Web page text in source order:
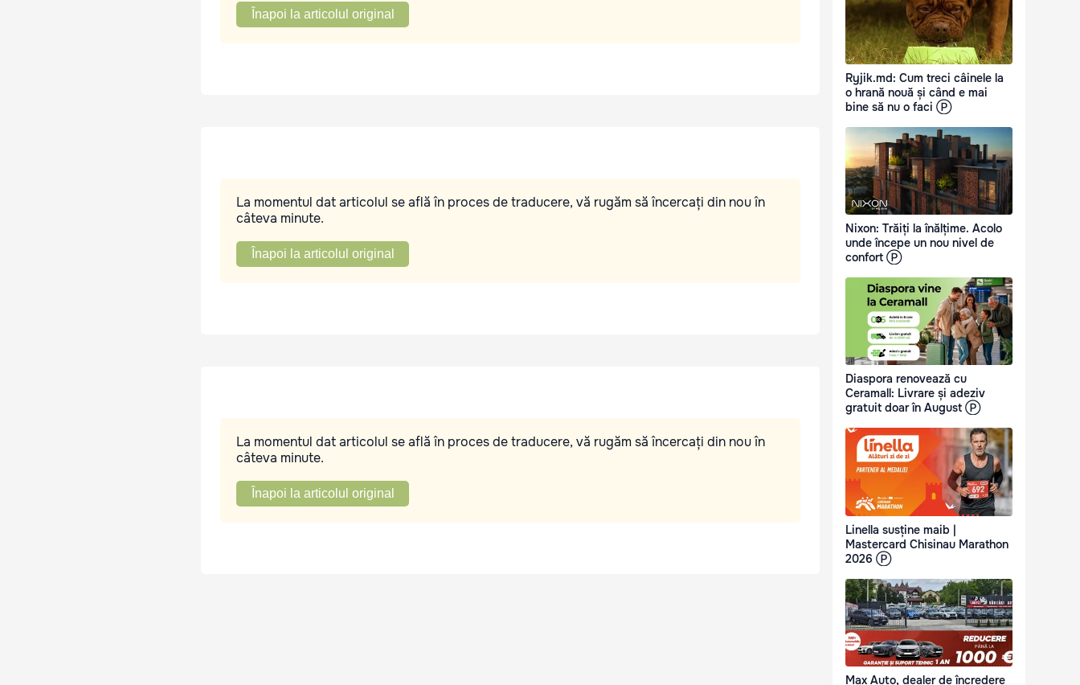
Înapoi la articolul original
La momentul dat articolul se află în proces de traducere, vă rugăm să încercați din nou în
câteva minute.
Înapoi la articolul original
La momentul dat articolul se află în proces de traducere, vă rugăm să încercați din nou în
câteva minute.
Înapoi la articolul original
Ryjik.md: Cum treci câinele la
o hrană nouă și când e mai
bine să nu o faci Ⓟ
Nixon: Trăiți la înălțime. Acolo
unde începe un nou nivel de
confort Ⓟ
Diaspora renovează cu
Ceramall: Livrare și adeziv
gratuit doar în August Ⓟ
Linella susține maib |
Mastercard Chisinau Marathon
2026 Ⓟ
Max Auto, dealer de încredere